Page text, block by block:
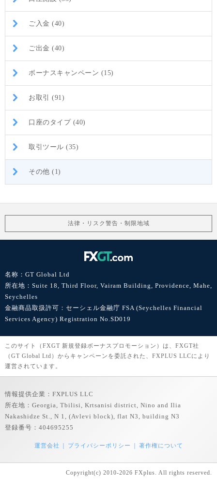
ご入金 (40)
ご出金 (40)
ボーナスキャンペーン (15)
お取引 (91)
口座のタイプ (40)
取引ツール (35)
その他 (1)
法律・リスク警告・制限地域
名称：GT Global Ltd
所在地：Suite 18, Third Floor, Vairam Building, Providence, Mahe,
Seychelles
金融商品取扱許可：セーシェル金融庁 FSA (Seychelles Financial
Services Agency) Registration No.SD019
このサイト（FXGT 新規登録ボーナスプロモーション）は、FXGT社
（GT Global Ltd）からキャンペーンを委託された、FXPLUS LLCにより
運営されています。
情報提供企業：FXPLUS LLC
所在地：Georgia, Tbilisi, Krtsanisi district, Nino and Ilia
Nakashidze St., N 1, (Avlevi block), flat N3, building N3
登録番号：404695255
運営会社 プライバシーポリシー 著作権について
Copyright(c) 2010-2026 FXplus. All rights reserved.